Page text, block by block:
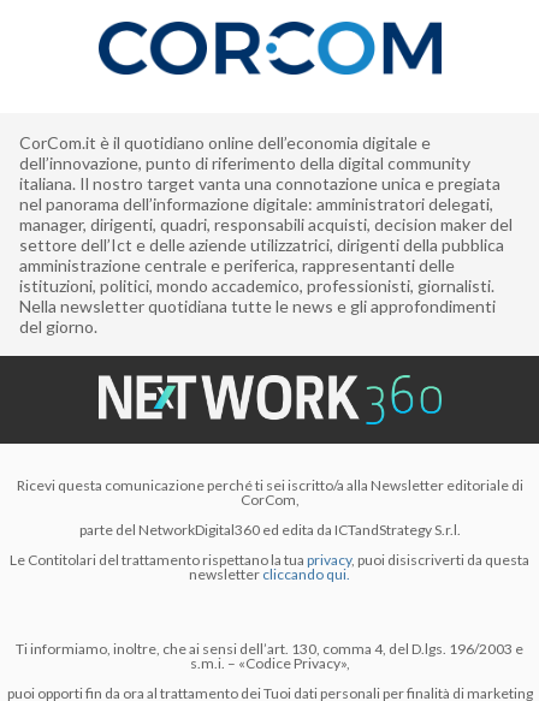
CorCom.it è il quotidiano online dell’economia digitale e
dell’innovazione, punto di riferimento della digital community
italiana. Il nostro target vanta una connotazione unica e pregiata
nel panorama dell’informazione digitale: amministratori delegati,
manager, dirigenti, quadri, responsabili acquisti, decision maker del
settore dell’Ict e delle aziende utilizzatrici, dirigenti della pubblica
amministrazione centrale e periferica, rappresentanti delle
istituzioni, politici, mondo accademico, professionisti, giornalisti.
Nella newsletter quotidiana tutte le news e gli approfondimenti
del giorno.
Ricevi questa comunicazione perché ti sei iscritto/a alla Newsletter editoriale di
CorCom,
parte del NetworkDigital360 ed edita da ICTandStrategy S.r.l.
Le Contitolari del trattamento rispettano la tua privacy, puoi disiscriverti da questa
newsletter cliccando qui.
Ti informiamo, inoltre, che ai sensi dell’art. 130, comma 4, del D.lgs. 196/2003 e
s.m.i. – «Codice Privacy»,
puoi opporti fin da ora al trattamento dei Tuoi dati personali per finalità di marketing